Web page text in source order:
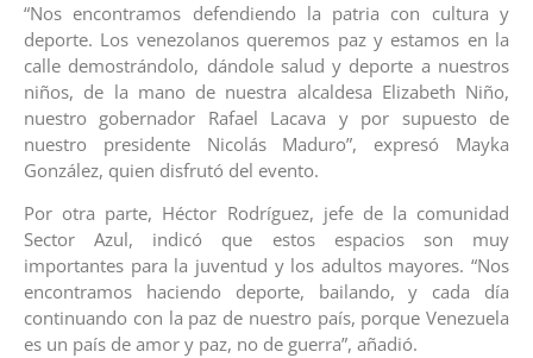
“Nos encontramos defendiendo la patria con cultura y
deporte. Los venezolanos queremos paz y estamos en la
calle demostrándolo, dándole salud y deporte a nuestros
niños, de la mano de nuestra alcaldesa Elizabeth Niño,
nuestro gobernador Rafael Lacava y por supuesto de
nuestro presidente Nicolás Maduro”, expresó Mayka
González, quien disfrutó del evento.
Por otra parte, Héctor Rodríguez, jefe de la comunidad
Sector Azul, indicó que estos espacios son muy
importantes para la juventud y los adultos mayores. “Nos
encontramos haciendo deporte, bailando, y cada día
continuando con la paz de nuestro país, porque Venezuela
es un país de amor y paz, no de guerra”, añadió.